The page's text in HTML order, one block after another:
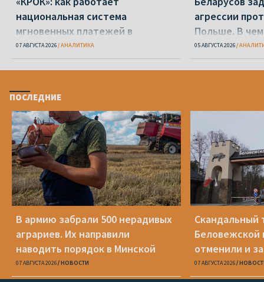
национальная система
мгновенных платежей в
Беларуси
07 АВГУСТА 2026 АНАЛИТИКА
агрессии
Польше. В
делать?
05 АВГУСТА 2026
ПОСЛЕДНИЕ
В армию забрали 500 нерадивых
аграриев. Их направили
наводить порядок в Минской
области
07 АВГУСТА 2026 НОВОСТИ
Скандальный
отменили и
07 АВГУСТА 2026